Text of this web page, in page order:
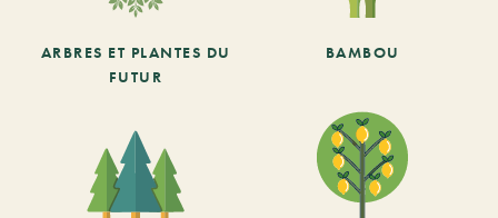
ARBRES ET PLANTES DU
FUTUR
BAMBOU